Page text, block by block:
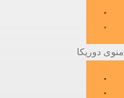
منوی دوریکا